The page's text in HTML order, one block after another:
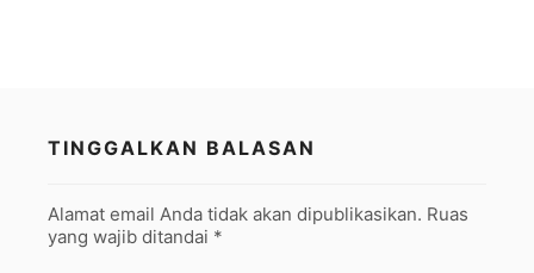
TINGGALKAN BALASAN
Alamat email Anda tidak akan dipublikasikan. Ruas
yang wajib ditandai *